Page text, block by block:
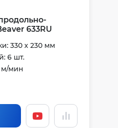
633RU
330 х 230 мм
6 шт.
м/мин